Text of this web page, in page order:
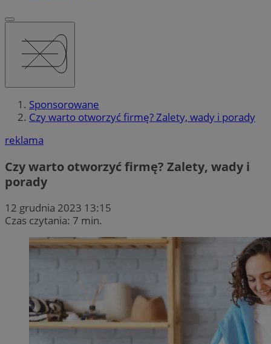
Sponsorowane
Czy warto otworzyć firmę? Zalety, wady i porady
reklama
Czy warto otworzyć firmę? Zalety, wady i
porady
12 grudnia 2023 13:15
Czas czytania: 7 min.